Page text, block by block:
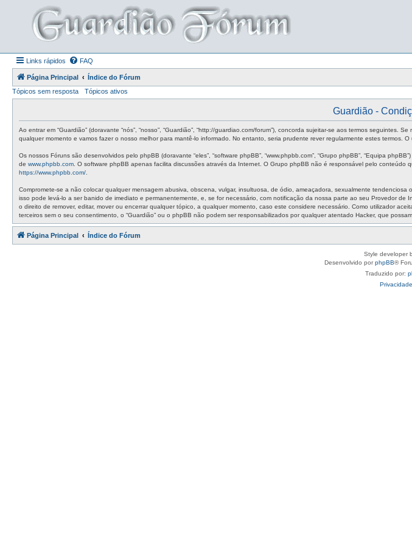
Links rápidos FAQ
Página Principal
Índice do Fórum
Tópicos sem resposta
Tópicos ativos
Guardião -
Ao entrar em “Guardião” (doravante “nós”, “nosso”, “Guardião”, “http://guardiao.com/forum”), concorda sujeitar-se aos termos
qualquer momento e vamos fazer o nosso melhor para mantê-lo informado. No entanto, seria prudente rever regularmente estes
Os nossos Fóruns são desenvolvidos pelo phpBB (doravante “eles”, “software phpBB”, “www.phpbb.com”, “Grupo phpBB”, “Equipa
de www.phpbb.com . O software phpBB apenas facilita discussões através da Internet. O Grupo phpBB não é responsável pelo
https://www.phpbb.com/
Compromete-se a não colocar qualquer mensagem abusiva, obscena, vulgar, insultuosa, de ódio, ameaçadora, sexualmente
isso pode levá-lo a ser banido de imediato e permanentemente, e, se for necessário, com notificação da nossa parte ao seu Provedor
o direito de remover, editar, mover ou encerrar qualquer tópico, a qualquer momento, caso este considere necessário. Como utilizador
terceiros sem o seu consentimento, o “Guardião” ou o phpBB não podem ser responsabilizados por qualquer atentado Hacker, que
Página Principal Índice do Fórum
Style developer
Desenvolvido porphpBB®
Traduzido por:
Privacidade